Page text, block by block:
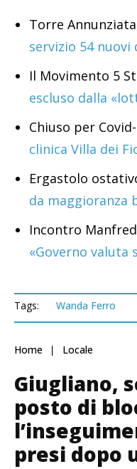
Torre
servizio 54
Il Movimento 5
escluso dalla
Chiuso per
clinica Villa dei
Ergastolo
da maggioranza
Incontro
«Governo valuta
Tags: Wanda Ferro
Home Locale
Giugliano,
posto di
presi dopo